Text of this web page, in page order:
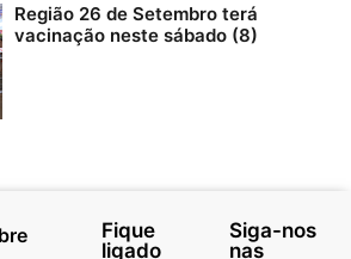
Região 26 de Setembro terá
vacinação neste sábado (8)
Fique
ligado
Siga-nos
nas